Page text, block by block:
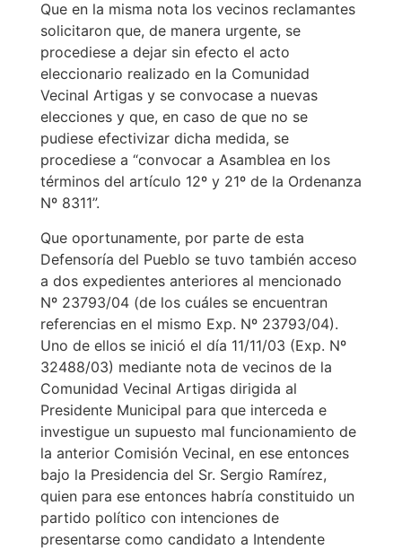
Que en la misma nota los vecinos reclamantes
solicitaron que, de manera urgente, se
procediese a dejar sin efecto el acto
eleccionario realizado en la Comunidad
Vecinal Artigas y se convocase a nuevas
elecciones y que, en caso de que no se
pudiese efectivizar dicha medida, se
procediese a “convocar a Asamblea en los
términos del artículo 12º y 21º de la Ordenanza
Nº 8311”.
Que oportunamente, por parte de esta
Defensoría del Pueblo se tuvo también acceso
a dos expedientes anteriores al mencionado
Nº 23793/04 (de los cuáles se encuentran
referencias en el mismo Exp. Nº 23793/04).
Uno de ellos se inició el día 11/11/03 (Exp. Nº
32488/03) mediante nota de vecinos de la
Comunidad Vecinal Artigas dirigida al
Presidente Municipal para que interceda e
investigue un supuesto mal funcionamiento de
la anterior Comisión Vecinal, en ese entonces
bajo la Presidencia del Sr. Sergio Ramírez,
quien para ese entonces habría constituido un
partido político con intenciones de
presentarse como candidato a Intendente